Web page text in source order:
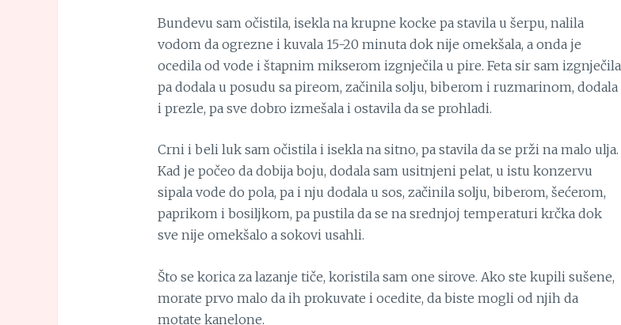
Bundevu sam očistila, isekla na krupne kocke pa stavila u šerpu, nalila
vodom da ogrezne i kuvala 15-20 minuta dok nije omekšala, a onda je
ocedila od vode i štapnim mikserom izgnječila u pire. Feta sir sam izgnječila
pa dodala u posudu sa pireom, začinila solju, biberom i ruzmarinom, dodala
i prezle, pa sve dobro izmešala i ostavila da se prohladi.
Crni i beli luk sam očistila i isekla na sitno, pa stavila da se prži na malo ulja.
Kad je počeo da dobija boju, dodala sam usitnjeni pelat, u istu konzervu
sipala vode do pola, pa i nju dodala u sos, začinila solju, biberom, šećerom,
paprikom i bosiljkom, pa pustila da se na srednjoj temperaturi krčka dok
sve nije omekšalo a sokovi usahli.
Što se korica za lazanje tiče, koristila sam one sirove. Ako ste kupili sušene,
morate prvo malo da ih prokuvate i ocedite, da biste mogli od njih da
motate kanelone.